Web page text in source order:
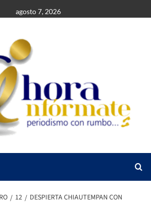
agosto 7, 2026
12
DESPIERTA CHIAUTEMPAN CON